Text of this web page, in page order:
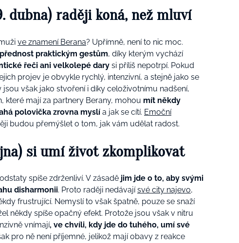
dubna) raději koná, než mluví
ve znamení Berana? Upřímně, není to nic moc.
praktickým gestům, díky kterým vychází
řeči ani velkolepé dary si příliš nepotrpí. Pokud
projev je obvykle rychlý, intenzivní, a stejně jako se
však jako stvoření i díky celoživotnímu nadšení,
které mají za partnery Berany, mohou mít někdy
polovička zrovna myslí a jak se cítí. Emoční
budou přemýšlet o tom, jak vám udělat radost.
si umí život zkomplikovat
spíše zdrženliví. V zásadě jim jde o to, aby svými
disharmonii. Proto raději nedávajísvé city najevo,
frustrující. Nemyslí to však špatně, pouze se snaží
někdy spíše opačný efekt. Protože jsou však v nitru
vnímají, ve chvíli, kdy jde do tuhého, umí své
pro ně není příjemné, jelikož mají obavy z reakce